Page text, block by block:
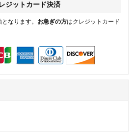
ジットカード決済
なります。 お急ぎの方はクレジットカード